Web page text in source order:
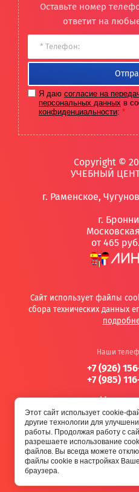
Оставьте номер
ответит на
Я даю согласие на
персональных данных в
конфиденциальности: *
Copyright ©
УЧЕБНЫЙ
г. Раменское,
г.
от 465
Сайт использует файлы
сбора технических данных
Наши
+7 (926)
+7 (985)
МЫ В
Этот сайт использует cookie-
другие технологии для
работы. Продолжая работу с
разрешаете использование
файлов. Вы всегда можете
файлы cookie в настройках
браузера.